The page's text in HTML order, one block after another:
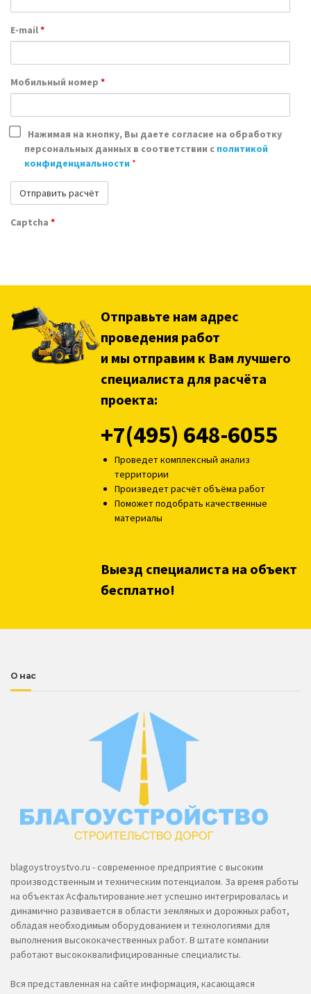
E-mail*
Мобильный номер *
Нажимая на кнопку, Вы даете согласие на обработку
персональных данных в соответствии с политикой
конфиденциальности *
Captcha *
Отправьте нам адрес
проведения работ
и мы отправим к Вам лучшего
специалиста для расчёта
проекта:
+7(495) 648-6055
Проведет комплексный анализ
территории
Произведет расчёт объёма работ
Поможет подобрать качественные
материалы
Выезд специалиста на объект
бесплатно!
О нас
blagoystroystvo.ru - современное предприятие с высоким
производственным и техническим потенциалом. За время работы
на объектах Асфальтирование.нет успешно интегрировалась и
динамично развивается в области земляных и дорожных работ,
обладая необходимым оборудованием и технологиями для
выполнения высококачественных работ. В штате компании
работают высококвалифицированные специалисты.
Вся представленная на сайте информация, касающаяся